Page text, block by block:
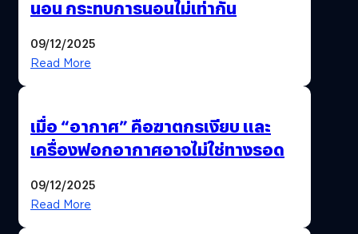
นอน กระทบการนอนไม่เท่ากัน
09/12/2025
Read More
เมื่อ “อากาศ” คือฆาตกรเงียบ และ
เครื่องฟอกอากาศอาจไม่ใช่ทางรอด
09/12/2025
Read More